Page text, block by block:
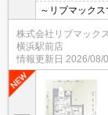
～リブマック
てご紹介～
株式会社リブマック
横浜駅前店
情報更新日 2026/08/